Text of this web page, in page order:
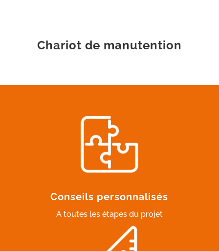
Chariot de manutention
Conseils personnalisés
A toutes les étapes du projet